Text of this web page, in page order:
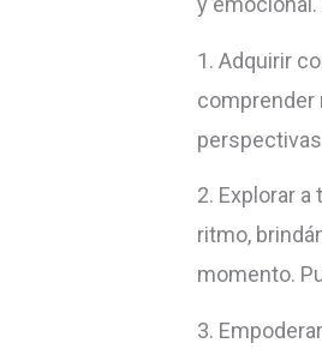
1. Adquirir
comprender
2. Explorar
ritmo,
momento.
3.